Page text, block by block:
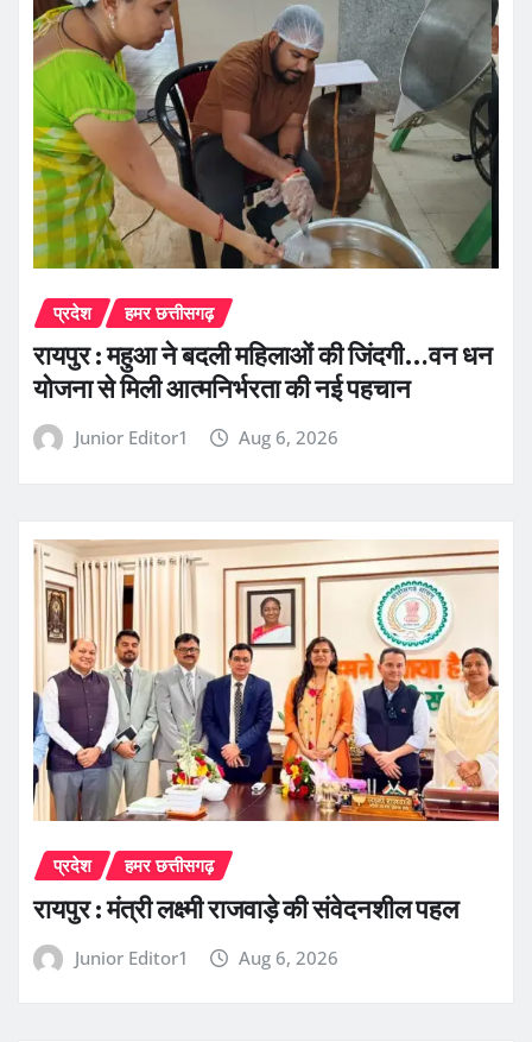
प्रदेश हमर छत्तीसगढ़
रायपुर : महुआ ने बदली महिलाओं की जिंदगी…वन धन
योजना से मिली आत्मनिर्भरता की नई पहचान
Junior Editor1 Aug 6, 2026
प्रदेश हमर छत्तीसगढ़
रायपुर : मंत्री लक्ष्मी राजवाड़े की संवेदनशील पहल
Junior Editor1 Aug 6, 2026